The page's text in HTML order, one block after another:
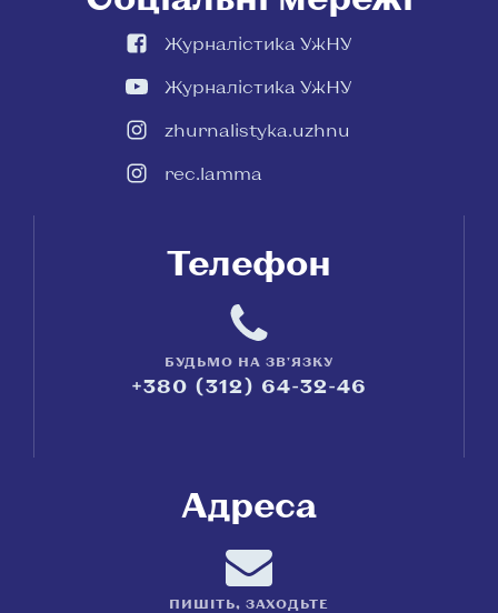
Журналістика УжНУ
Журналістика УжНУ
zhurnalistyka.uzhnu
rec.lamma
Телефон
БУДЬМО НА ЗВ'ЯЗКУ
+380 (312) 64-32-46
Адреса
ПИШІТЬ, ЗАХОДЬТЕ